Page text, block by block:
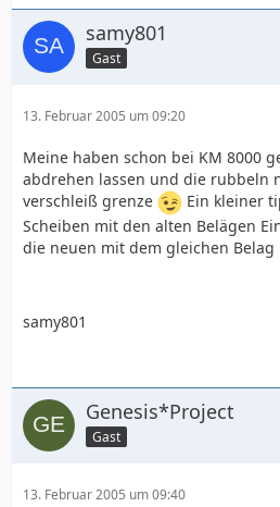
samy801
Gast
13. Februar 2005 um 09:20
Meine haben schon bei KM 8000
abdrehen lassen und die rubbeln
verschleiß grenze
Ein kleiner
Scheiben mit den alten Belägen
die neuen mit dem gleichen Belag
samy801
Genesis*Project
Gast
13. Februar 2005 um 09:40